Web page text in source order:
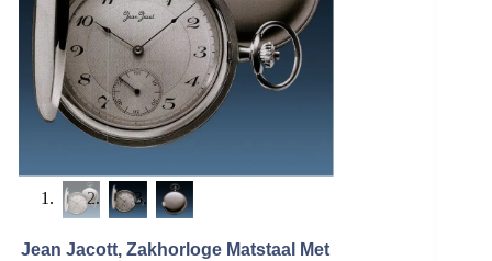
Jean Jacott, Zakhorloge Matstaal Met